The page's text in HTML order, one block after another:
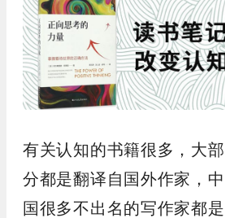
有关认知的书籍很多，大部
分都是翻译自国外作家，中
国很多不出名的写作家都是